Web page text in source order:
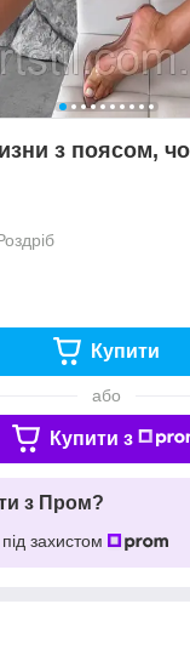
з поясом,
Купити
або
Купити з
з Пром?
захистом